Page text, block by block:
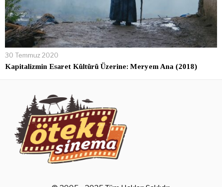
30 Temmuz 2020
Kapitalizmin Esaret Kültürü Üzerine: Meryem Ana (2018)